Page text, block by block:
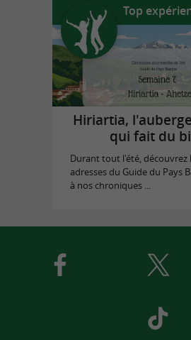
Top
Hiriartia,
qui fait du
Durant tout l'été, découvrez
adresses du Guide du Pays
à nos chroniques ...